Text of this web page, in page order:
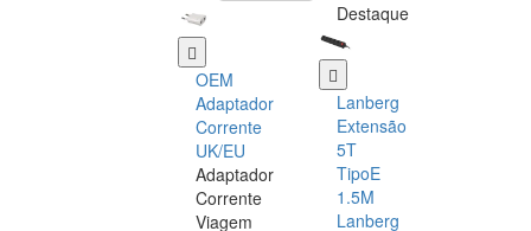
OEM
Adaptador
Corrente
UK/EU
Adaptador
Corrente
Viagem
Destaque
Lanberg
Extensão
5T
TipoE
1.5M
Lanberg